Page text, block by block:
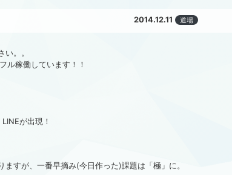
2014.12.11 道場
。。
ル稼働しています！！
が出現！
すが、一番早摘み(今日作った)課題は「極」に。